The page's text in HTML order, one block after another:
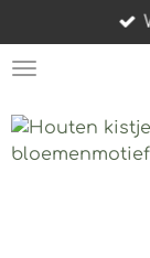
direct
naar
hoofdinhoud